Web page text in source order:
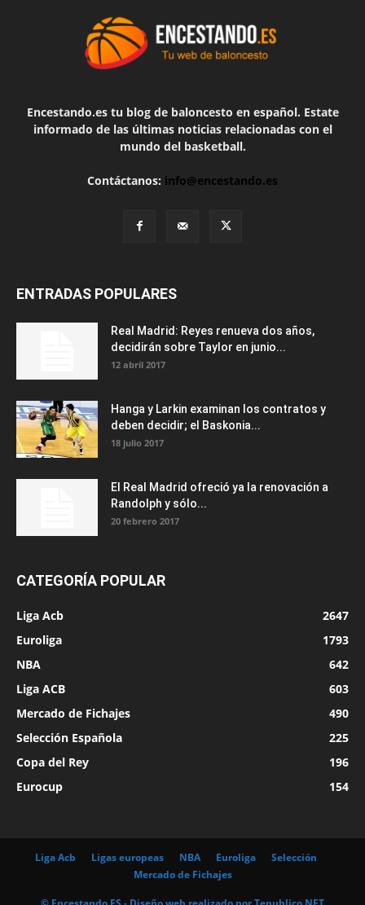
Encestando.es tu blog de baloncesto en español. Estate
informado de las últimas noticias relacionadas con el
mundo del basketball.
Contáctanos: info@encestando.es
ENTRADAS POPULARES
Real Madrid: Reyes renueva dos años,
decidirán sobre Taylor en junio...
12 abril 2017
Hanga y Larkin examinan los contratos y
deben decidir; el Baskonia...
18 julio 2017
El Real Madrid ofreció ya la renovación a
Randolph y sólo...
20 febrero 2017
CATEGORÍA POPULAR
Liga Acb
2647
Euroliga
1793
NBA
642
Liga ACB
603
Mercado de Fichajes
490
Selección Española
225
Copa del Rey
196
Eurocup
154
Liga Acb Ligas europeas NBA Euroliga
Selección
Mercado de Fichajes